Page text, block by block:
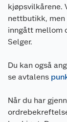
kjøpsvilkårene.
nettbutikk, men
inngått mellom
Selger.
Du kan også
se avtalens
Når du har